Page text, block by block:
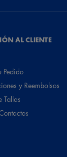
AL CLIENTE
Pedido
y Reembolsos
Tallas